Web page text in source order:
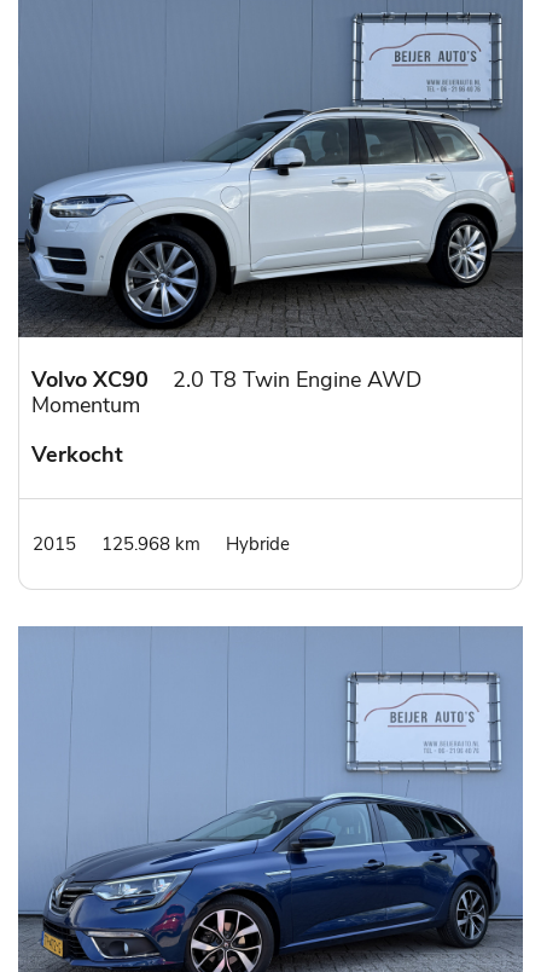
Volvo XC90
2.0 T8 Twin Engine AWD
Momentum
Verkocht
2015 125.968 km Hybride